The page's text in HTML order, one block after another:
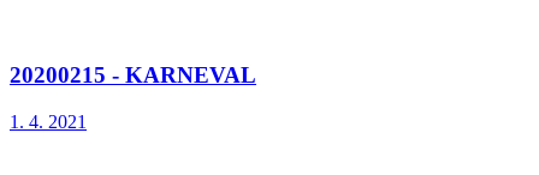
20200215 - KARNEVAL
1. 4. 2021